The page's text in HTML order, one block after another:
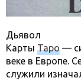
Дьявол
Карты Таро —
веке в Европе.
служили